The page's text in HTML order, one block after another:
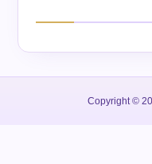
Copyright ©